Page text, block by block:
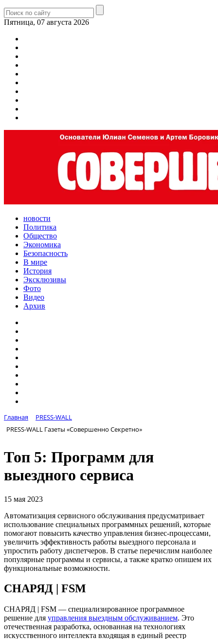
Пятница, 07 августа 2026
новости
Политика
Общество
Экономика
Безопасность
В мире
История
Эксклюзивы
Фото
Видео
Архив
Главная
PRESS-WALL
PRESS-WALL Газеты «Совершенно Секретно»
Топ 5: Программ для
выездного сервиса
15 мая 2023
Автоматизация сервисного обслуживания предусматривает
использование специальных программных решений, которые
помогают повысить качество управления бизнес-процессами,
увеличить эффективность работы выездного персонала и
упростить работу диспетчеров. В статье перечислим наиболее
популярные программы и сервисы, а также кратко опишем их
функциональные возможности.
СНАРЯД | FSM
СНАРЯД | FSM — специализированное программное
решение для управления выездным обслуживанием. Это
отечественная разработка, основанная на технологиях
искусственного интеллекта входящая в единый реестр